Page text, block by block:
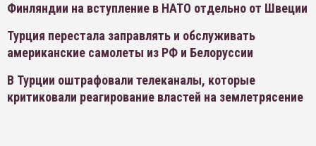
Финляндии на вступление в НАТО отдельно от Швеции
Турция перестала заправлять и обслуживать
американские самолеты из РФ и Белоруссии
В Турции оштрафовали телеканалы, которые
критиковали реагирование властей на землетрясение